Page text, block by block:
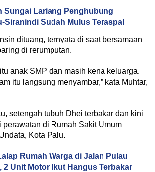
Sungai Lariang Penghubung
Siranindi Sudah Mulus Teraspal
dituang, ternyata di saat bersamaan
di rerumputan.
anak SMP dan masih kena keluarga.
itu langsung menyambar,” kata Muhtar,
setengah tubuh Dhei terbakar dan kini
perawatan di Rumah Sakit Umum
Kota Palu.
Rumah Warga di Jalan Pulau
2 Unit Motor Ikut Hangus Terbakar